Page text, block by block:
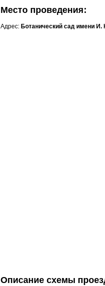
Место проведения:
Адрес: Ботанический сад имени И.
Описание схемы